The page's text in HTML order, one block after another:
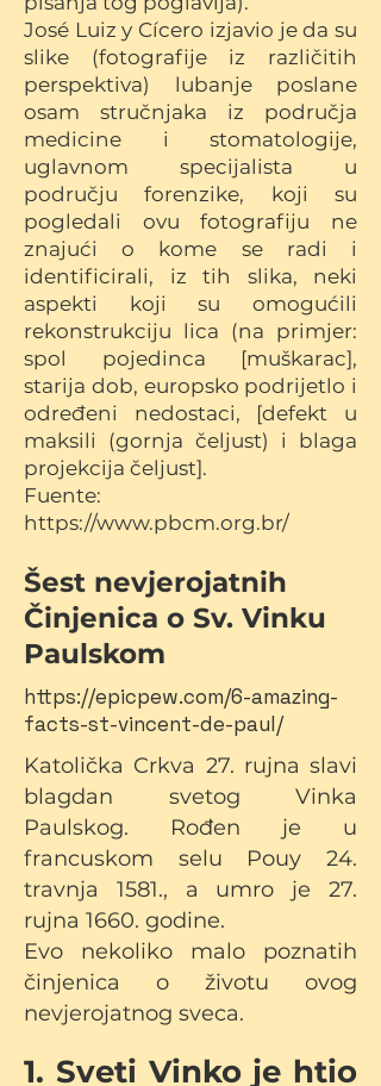
José Luiz y Cícero izjavio je da su
slike (fotografije iz različitih
perspektiva) lubanje poslane
osam stručnjaka iz područja
medicine i stomatologije,
uglavnom specijalista u
području forenzike, koji su
pogledali ovu fotografiju ne
znajući o kome se radi i
identificirali, iz tih slika, neki
aspekti koji su omogućili
rekonstrukciju lica (na primjer:
spol pojedinca [muškarac],
starija dob, europsko podrijetlo i
određeni nedostaci, [defekt u
maksili (gornja čeljust) i blaga
projekcija čeljust].
Fuente:
https://www.pbcm.org.br/
Šest nevjerojatnih
Činjenica o Sv. Vinku
Paulskom
https://epicpew.com/6-amazing-
facts-st-vincent-de-paul/
Katolička Crkva 27. rujna slavi
blagdan svetog Vinka
Paulskog. Rođen je u
francuskom selu Pouy 24.
travnja 1581., a umro je 27.
rujna 1660. godine.
Evo nekoliko malo poznatih
činjenica o životu ovog
nevjerojatnog sveca.
1. Sveti Vinko je htio